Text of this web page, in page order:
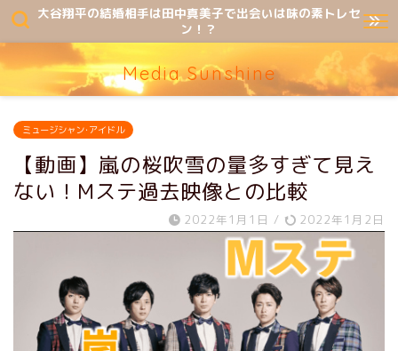
大谷翔平の結婚相手は田中真美子で出会いは味の素トレセ
ン！？
Media Sunshine
ミュージシャン･アイドル
【動画】嵐の桜吹雪の量多すぎて見え
ない！Mステ過去映像との比較
2022年1月1日 / 2022年1月2日